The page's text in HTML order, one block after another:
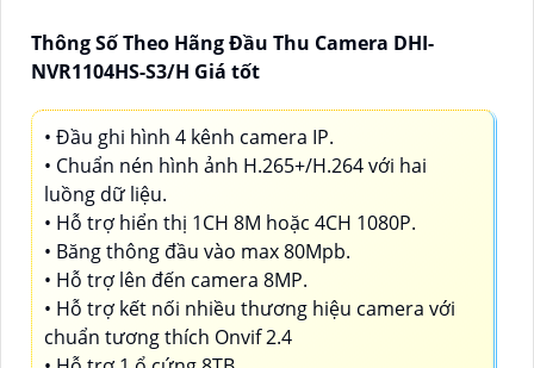
Thông Số Theo Hãng Đầu Thu Camera DHI-
NVR1104HS-S3/H Giá tốt
• Đầu ghi hình 4 kênh camera IP.
• Chuẩn nén hình ảnh H.265+/H.264 với hai
luồng dữ liệu.
• Hỗ trợ hiển thị 1CH 8M hoặc 4CH 1080P.
• Băng thông đầu vào max 80Mpb.
• Hỗ trợ lên đến camera 8MP.
• Hỗ trợ kết nối nhiều thương hiệu camera với
chuẩn tương thích Onvif 2.4